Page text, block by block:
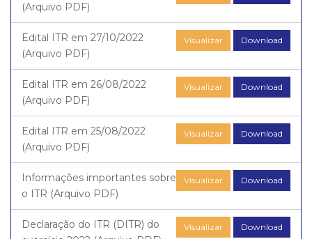
(Arquivo PDF)
Visualizar Download
Edital ITR em 27/10/2022
(Arquivo PDF)
Visualizar Download
Edital ITR em 26/08/2022
(Arquivo PDF)
Visualizar Download
Edital ITR em 25/08/2022
(Arquivo PDF)
Visualizar Download
Informações importantes sobre
o ITR (Arquivo PDF)
Visualizar Download
Declaração do ITR (DITR) do